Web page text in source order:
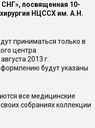
посвященная 10-
НЦССХ им. А.Н.
приниматься только в
центра
2013 г.
будут указаны
все медицинские
собраниях коллекции